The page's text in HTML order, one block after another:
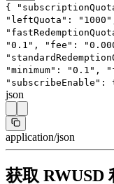
{
"leftQuota" : "1000"
"0.1" , "fee" :
"minimum" : "0.1" ,
"subscribeEnable" :
json
application/json
获取 RWUSD